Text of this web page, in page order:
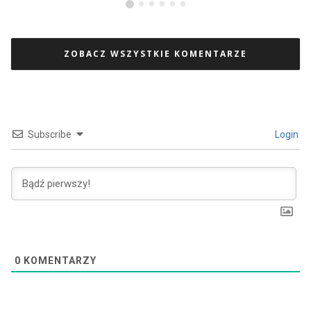
ZOBACZ WSZYSTKIE KOMENTARZE
Subscribe Login
0 KOMENTARZY